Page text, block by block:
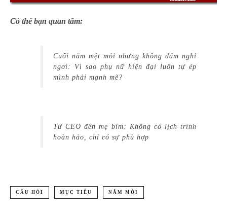
Có thể bạn quan tâm:
Cuối năm mệt mỏi nhưng không dám nghỉ
ngơi: Vì sao phụ nữ hiện đại luôn tự ép
mình phải mạnh mẽ?
Từ CEO đến mẹ bỉm: Không có lịch trình
hoàn hảo, chỉ có sự phù hợp
CÂU HỎI MỤC TIÊU NĂM MỚI